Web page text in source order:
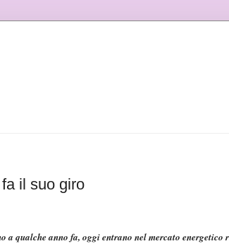
il suo giro
a qualche anno fa, oggi entrano nel mercato energetico